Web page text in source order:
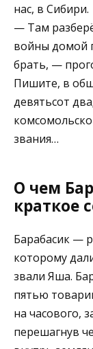
нас, в Сибири.
— Там
войны домой
брать, —
Пишите, в
девятьсот
звания…
О чем
краткое
Барабасик —
которому
звали Яша.
пятью
на часового,
перешагнув